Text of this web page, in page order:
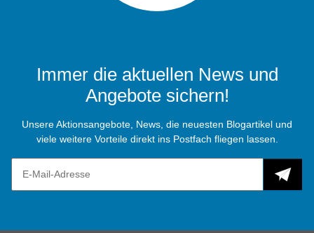
Immer die aktuellen News und
Angebote sichern!
Unsere Aktionsangebote, News, die neuesten Blogartikel und
viele weitere Vorteile direkt ins Postfach fliegen lassen.